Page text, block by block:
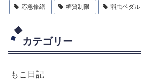
応急修繕 糖質制限 弱虫ペダル
カテゴリー
もこ日記